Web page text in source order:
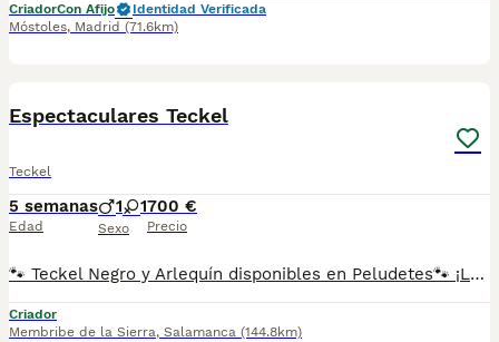
CriadorCon Afijo
Identidad Verificada
Móstoles, Madrid (71.6km)
Espectaculares Teckel
Teckel
5 semanas
Edad
1 1
Sexo
700 €
Precio
🐾 Teckel Negro y Arlequín disponibles en Peludetes🐾 ¡Los pequeños más simpáticos ya te están esperando! ❤️ ✔️ Criados con mucho cariño y socializados desde pequeños. ✔️ Se entregan vacunados, desparasitados, con microchip y cartilla veterinaria. ✔️ Garantía sanitaria y asesoramiento antes y después de la entrega. El Teckel es un compañero alegre, inteligente y muy cariñoso, ideal para familias y para quienes buscan un perro fiel y divertido. 📍 Peludetes Salamanca 📲 Escríbenos por WhatsApp para más información, fotos, vídeos y disponibilidad.
Criador
Membribe de la Sierra, Salamanca (144.8km)